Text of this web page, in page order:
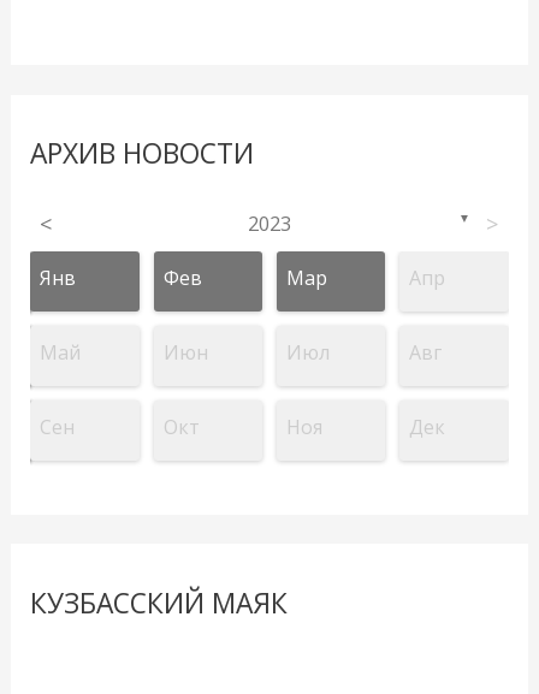
АРХИВ НОВОСТИ
< 2023 ▼ >
Янв Фев Мар Апр
Май Июн Июл Авг
Сен Окт Ноя Дек
КУЗБАССКИЙ МАЯК